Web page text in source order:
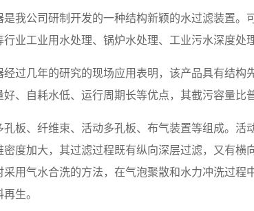
是我公司研制开发的一种结构新颖的水过滤装置
业工业用水处理、锅炉水处理、工业污水深度处
经过几年的研究的现场应用表明，该产品具有结
、自耗水低、运行周期长等优点，其截污容量比
板、纤维束、活动多孔板、布气装置等组成。
密度加大，其过滤过程既有纵向深层过滤，又有
用气水合洗的方法，在气泡聚散和水力冲洗过
生。